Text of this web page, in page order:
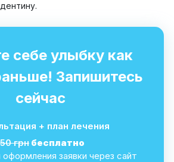
себе улыбку как
Запишитесь
сейчас
+ план лечения
грн бесплатно
оформления заявки через сайт